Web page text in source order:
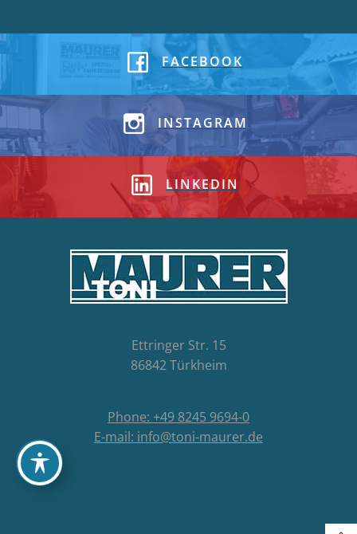
FACEBOOK
INSTAGRAM
LINKEDIN
Ettringer Str. 15
86842 Türkheim
Phone: +49 8245 9694-0
E-mail: info@toni-maurer.de